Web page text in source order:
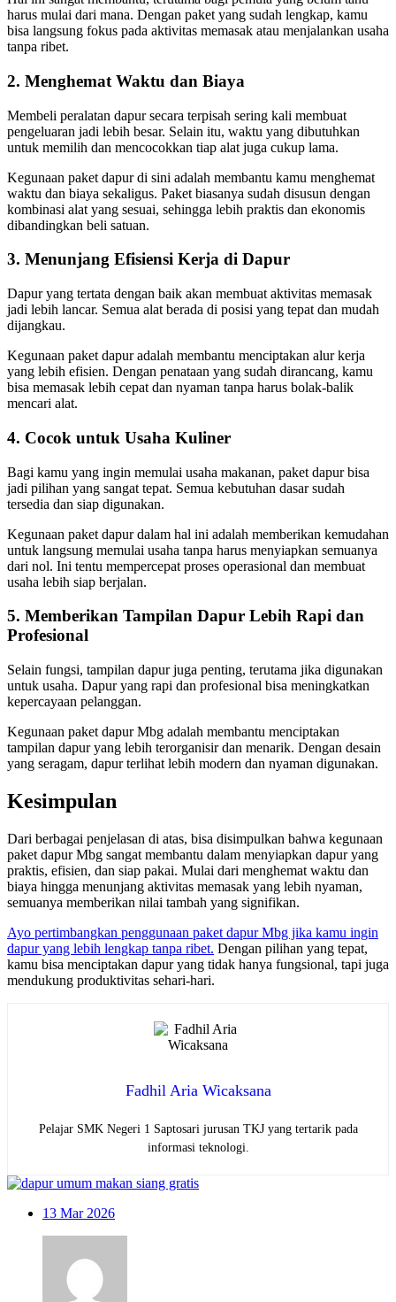
harus mulai dari mana. Dengan paket yang sudah lengkap, kamu
bisa langsung fokus pada aktivitas memasak atau menjalankan usaha
tanpa ribet.
2. Menghemat Waktu dan Biaya
Membeli peralatan dapur secara terpisah sering kali membuat
pengeluaran jadi lebih besar. Selain itu, waktu yang dibutuhkan
untuk memilih dan mencocokkan tiap alat juga cukup lama.
Kegunaan paket dapur di sini adalah membantu kamu menghemat
waktu dan biaya sekaligus. Paket biasanya sudah disusun dengan
kombinasi alat yang sesuai, sehingga lebih praktis dan ekonomis
dibandingkan beli satuan.
3. Menunjang Efisiensi Kerja di Dapur
Dapur yang tertata dengan baik akan membuat aktivitas memasak
jadi lebih lancar. Semua alat berada di posisi yang tepat dan mudah
dijangkau.
Kegunaan paket dapur adalah membantu menciptakan alur kerja
yang lebih efisien. Dengan penataan yang sudah dirancang, kamu
bisa memasak lebih cepat dan nyaman tanpa harus bolak-balik
mencari alat.
4. Cocok untuk Usaha Kuliner
Bagi kamu yang ingin memulai usaha makanan, paket dapur bisa
jadi pilihan yang sangat tepat. Semua kebutuhan dasar sudah
tersedia dan siap digunakan.
Kegunaan paket dapur dalam hal ini adalah memberikan kemudahan
untuk langsung memulai usaha tanpa harus menyiapkan semuanya
dari nol. Ini tentu mempercepat proses operasional dan membuat
usaha lebih siap berjalan.
5. Memberikan Tampilan Dapur Lebih Rapi dan
Profesional
Selain fungsi, tampilan dapur juga penting, terutama jika digunakan
untuk usaha. Dapur yang rapi dan profesional bisa meningkatkan
kepercayaan pelanggan.
Kegunaan paket dapur Mbg adalah membantu menciptakan
tampilan dapur yang lebih terorganisir dan menarik. Dengan desain
yang seragam, dapur terlihat lebih modern dan nyaman digunakan.
Kesimpulan
Dari berbagai penjelasan di atas, bisa disimpulkan bahwa kegunaan
paket dapur Mbg sangat membantu dalam menyiapkan dapur yang
praktis, efisien, dan siap pakai. Mulai dari menghemat waktu dan
biaya hingga menunjang aktivitas memasak yang lebih nyaman,
semuanya memberikan nilai tambah yang signifikan.
Ayo pertimbangkan penggunaan paket dapur Mbg jika kamu ingin
dapur yang lebih lengkap tanpa ribet. Dengan pilihan yang tepat,
kamu bisa menciptakan dapur yang tidak hanya fungsional, tapi juga
mendukung produktivitas sehari-hari.
Fadhil Aria Wicaksana
Pelajar SMK Negeri 1 Saptosari jurusan TKJ yang tertarik pada
informasi teknologi.
13 Mar 2026